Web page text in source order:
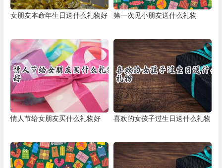
女朋友本命年生日送什么礼物好 第一次见小朋友送什么礼物
情人节给女朋友买什么礼物好 喜欢的女孩子过生日送什么礼物